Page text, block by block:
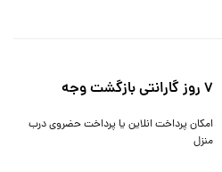
7 روز گارانتی بازگشت وجه
امکان پرداخت انلاین یا پرداخت حضروی درب
منزل